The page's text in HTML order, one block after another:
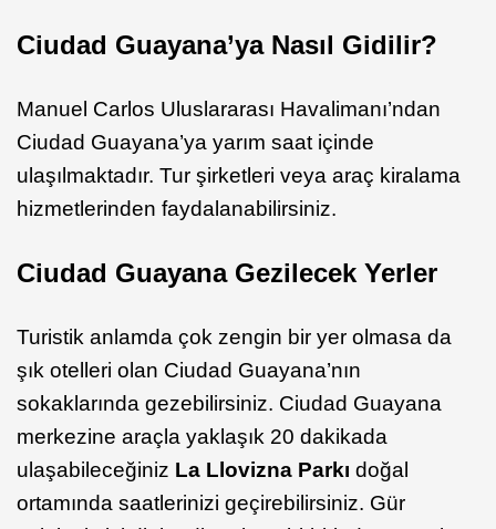
Ciudad Guayana’ya Nasıl Gidilir?
Manuel Carlos Uluslararası Havalimanı’ndan
Ciudad Guayana’ya yarım saat içinde
ulaşılmaktadır. Tur şirketleri veya araç kiralama
hizmetlerinden faydalanabilirsiniz.
Ciudad Guayana Gezilecek Yerler
Turistik anlamda çok zengin bir yer olmasa da
şık otelleri olan Ciudad Guayana’nın
sokaklarında gezebilirsiniz. Ciudad Guayana
merkezine araçla yaklaşık 20 dakikada
ulaşabileceğiniz La Llovizna Parkı doğal
ortamında saatlerinizi geçirebilirsiniz. Gür